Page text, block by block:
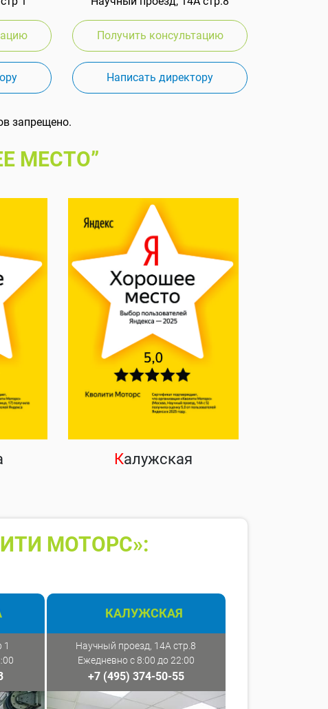
Получить консультацию
Написать директору
запрещено.
МЕСТО”
Калужская
МОТОРС»:
1
КАЛУЖСКАЯ
Научный проезд, 14А стр.8
Ежедневно с 8:00 до 22:00
+7 (495) 374-50-55